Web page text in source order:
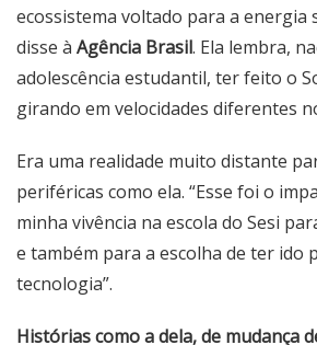
ecossistema voltado para a energia
disse à Agência Brasil. Ela lembra,
adolescência estudantil, ter feito o
girando em velocidades diferentes
Era uma realidade muito distante
periféricas como ela. “Esse foi o
minha vivência na escola do Sesi
e também para a escolha de ter ido
tecnologia”.
Histórias como a dela, de mudança